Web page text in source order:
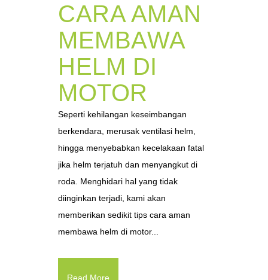
CARA AMAN
MEMBAWA
HELM DI
MOTOR
Seperti kehilangan keseimbangan
berkendara, merusak ventilasi helm,
hingga menyebabkan kecelakaan fatal
jika helm terjatuh dan menyangkut di
roda. Menghidari hal yang tidak
diinginkan terjadi, kami akan
memberikan sedikit tips cara aman
membawa helm di motor...
Read More